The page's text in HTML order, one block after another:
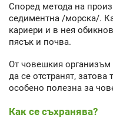
Според метода на
седиментна /морска/.
кариери и в нея
пясък и почва.
От човешкия
да се отстранят,
особено полезна за
Как се съхранява?